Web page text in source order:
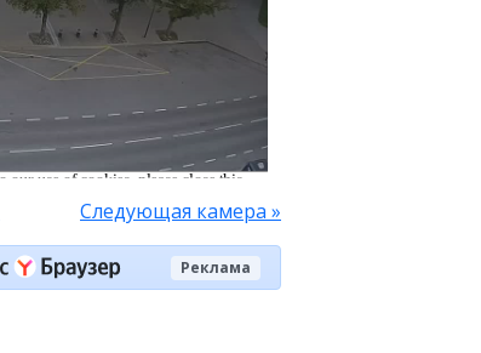
Следующая камера »
Реклама